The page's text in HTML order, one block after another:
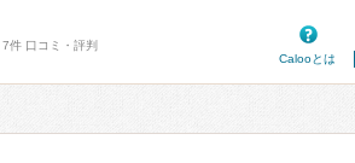
件 口コミ・評判
Calooとは